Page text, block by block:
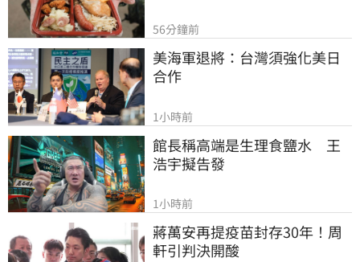
56分鐘前
美海軍退將：台灣須強化美日
合作
1小時前
館長稱高端是生理食鹽水　王
浩宇擬告發
1小時前
蔣萬安再提疫苗封存30年！周
軒引判決開酸